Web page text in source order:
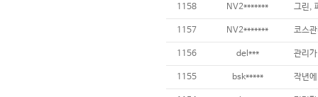
1158 NV2******* 그린,
1157 NV2*******
1156 del***
1155 bsk*****